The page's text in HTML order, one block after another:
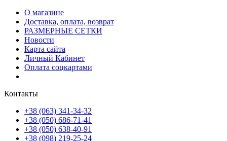
О магазине
Доставка, оплата, возврат
РАЗМЕРНЫЕ СЕТКИ
Новости
Карта сайта
Личный Кабинет
Оплата соцкартами
Контакты
+38 (063) 341-34-32
+38 (050) 686-71-41
+38 (050) 638-40-91
+38 (098) 219-25-24